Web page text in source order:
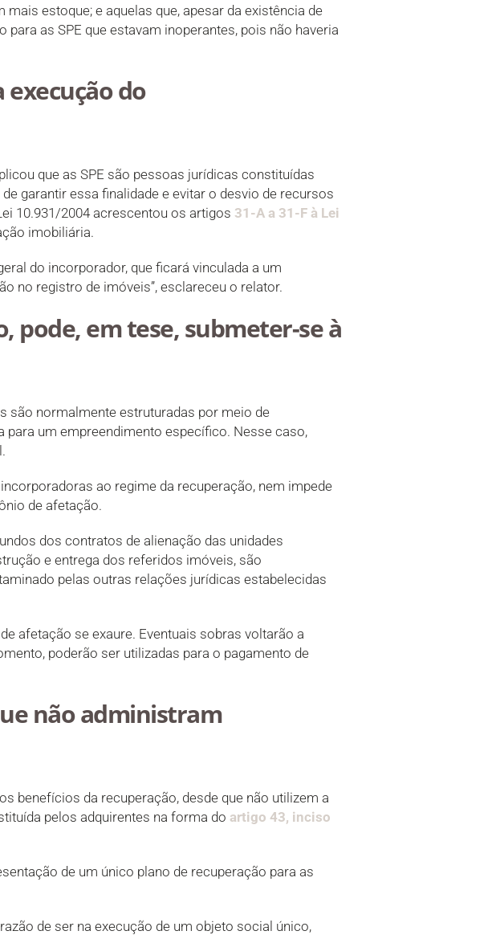
estoque; e aquelas que, apesar da existência de
as SPE que estavam inoperantes, pois não haveria
do
que as SPE são pessoas jurídicas constituídas
garantir essa finalidade e evitar o desvio de recursos
10.931/2004 acrescentou os artigos 31-A a 31-F à Lei
imobiliária.
do incorporador, que ficará vinculada a um
no registro de imóveis”, esclareceu o relator.
pode, em tese, submeter-se à
são normalmente estruturadas por meio de
para um empreendimento específico. Nesse caso,
ao regime da recuperação, nem impede
de afetação.
dos contratos de alienação das unidades
e entrega dos referidos imóveis, são
pelas outras relações jurídicas estabelecidas
afetação se exaure. Eventuais sobras voltarão a
poderão ser utilizadas para o pagamento de
não administram
benefícios da recuperação, desde que não utilizem a
pelos adquirentes na forma do artigo 43, inciso
de um único plano de recuperação para as
de ser na execução de um objeto social único,